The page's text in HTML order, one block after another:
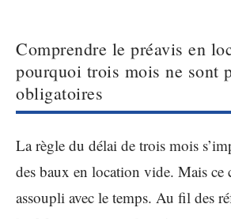
Comprendre le préavis en
pourquoi trois mois ne sont
obligatoires
La règle du délai de trois mois
des baux en location vide. Mais ce
assoupli avec le temps. Au fil des